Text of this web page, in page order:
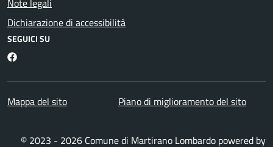
Note legali
Dichiarazione di accessibilità
SEGUICI SU
Martirano Lombardo Facebook
Mappa del sito Piano di miglioramento del sito
© 2023 - 2026 Comune di Martirano Lombardo powered by